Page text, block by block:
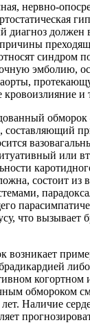
нервно-
диагноз должен
синдром
эмболию,
аорты,
кровоизлияние и
составляющий
или
состоит из
что вызывает
возникает
когортном
обмороком
Наличие